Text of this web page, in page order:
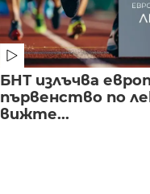
БНТ излъчва
първенство по
вижте...